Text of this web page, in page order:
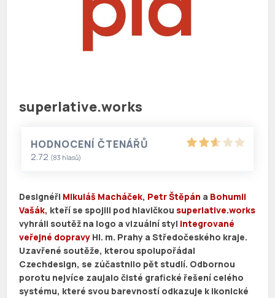
superlative.works
HODNOCENÍ ČTENÁŘŮ
2.72 (83 hlasů)
Designéři Mikuláš Macháček, Petr Štěpán a Bohumil
Vašák, kteří se spojili pod hlavičkousuperlative.works
vyhráli soutěž na logo a vizuální styl integrované
veřejné dopravy Hl. m. Prahy a Středočeského kraje.
Uzavřené soutěže, kterou spolupořádal
Czechdesign, se zúčastnilo pět studií. Odbornou
porotu nejvíce zaujalo čisté grafické řešení celého
systému, které svou barevností odkazuje k ikonické